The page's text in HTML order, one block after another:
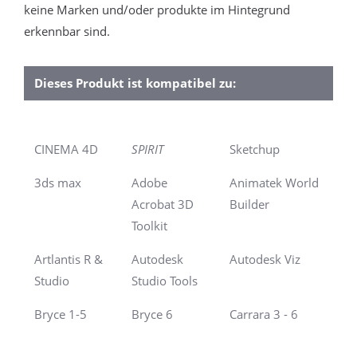
keine Marken und/oder produkte im Hintegrund
erkennbar sind.
Dieses Produkt ist kompatibel zu:
CINEMA 4D SPIRIT Sketchup
3ds max
Adobe
Acrobat 3D
Toolkit
Animatek World
Builder
Artlantis R &
Studio
Autodesk
Studio Tools
Autodesk Viz
Bryce 1-5 Bryce 6 Carrara 3 - 6